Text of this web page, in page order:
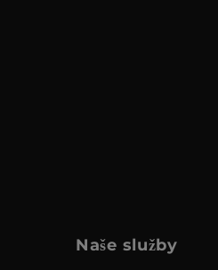
Naše služby